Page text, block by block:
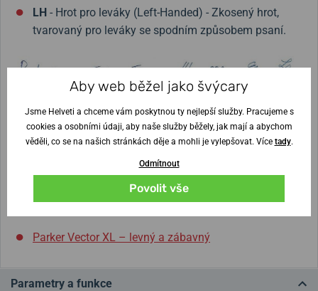
LH - Hrot pro leváky (Left-Handed) - Zkosený hrot,
tvarovaný pro leváky se spodním způsobem psaní.
Recenze a testování:
Parker Vector XL – levný a zábavný
Parametry a funkce
Aby web běžel jako švýcary
Jsme Helveti a chceme vám poskytnou ty nejlepší služby. Pracujeme s
cookies a osobními údaji, aby naše služby běžely, jak mají a abychom
věděli, co se na našich stránkách děje a mohli je vylepšovat. Více tady.
Odmítnout
Povolit vše